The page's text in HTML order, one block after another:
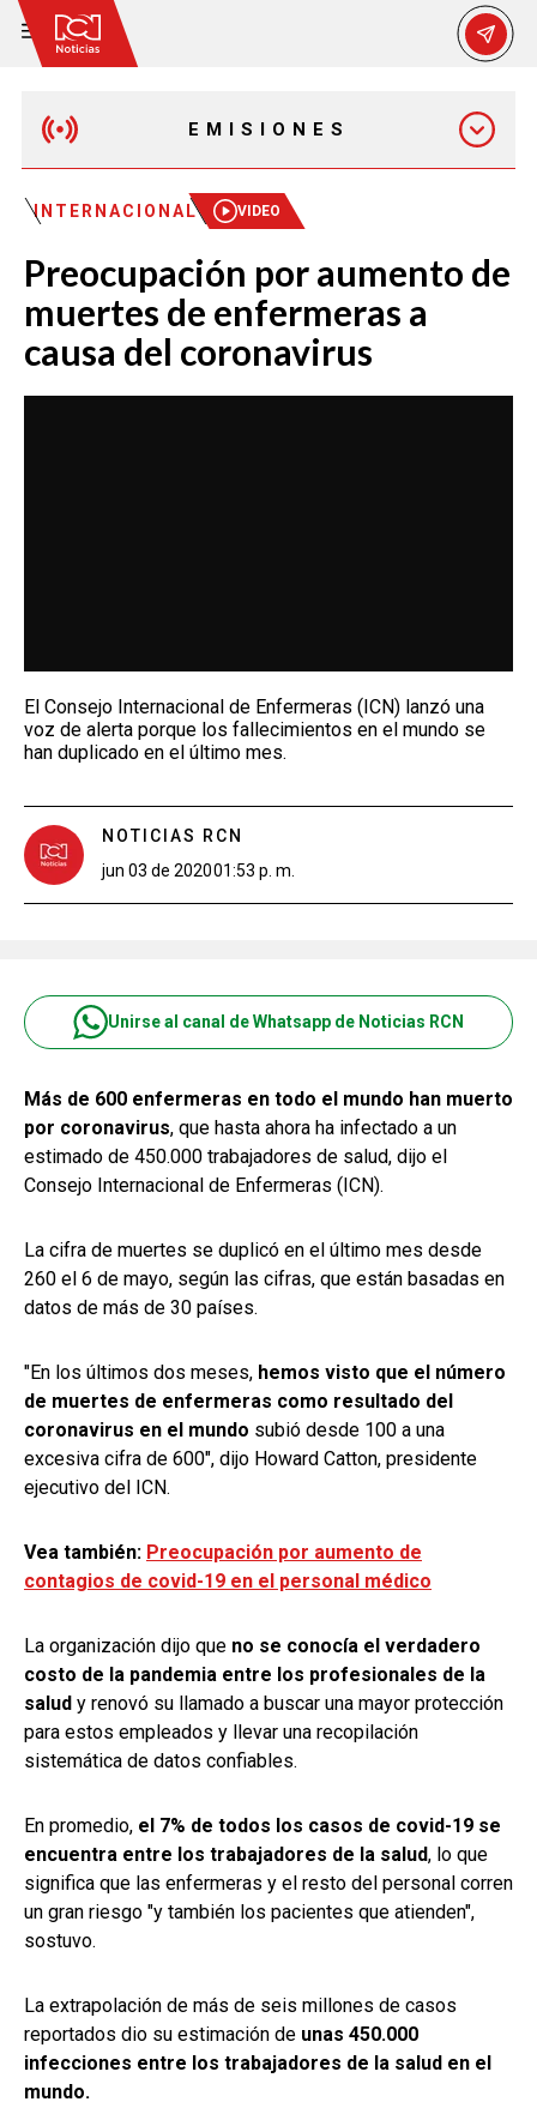
EMISIONES
MAÑANA EXPRESS
EMISIÓN 12:30 PM
EMISIÓN 7:00 PM
INTERNACIONAL VIDEO
Preocupación por aumento de
muertes de enfermeras a
causa del coronavirus
El Consejo Internacional de Enfermeras (ICN) lanzó una
voz de alerta porque los fallecimientos en el mundo se
han duplicado en el último mes.
NOTICIAS RCN
jun 03 de 202001:53 p. m.
Unirse al canal de Whatsapp de Noticias RCN
Más de 600 enfermeras en todo el mundo han muerto
por coronavirus, que hasta ahora ha infectado a un
estimado de 450.000 trabajadores de salud, dijo el
Consejo Internacional de Enfermeras (ICN).
La cifra de muertes se duplicó en el último mes desde
260 el 6 de mayo, según las cifras, que están basadas en
datos de más de 30 países.
"En los últimos dos meses, hemos visto que el número
de muertes de enfermeras como resultado del
coronavirus en el mundo subió desde 100 a una
excesiva cifra de 600", dijo Howard Catton, presidente
ejecutivo del ICN.
Vea también: Preocupación por aumento de
contagios de covid-19 en el personal médico
La organización dijo que no se conocía el verdadero
costo de la pandemia entre los profesionales de la
salud y renovó su llamado a buscar una mayor protección
para estos empleados y llevar una recopilación
sistemática de datos confiables.
En promedio, el 7% de todos los casos de covid-19 se
encuentra entre los trabajadores de la salud, lo que
significa que las enfermeras y el resto del personal corren
un gran riesgo "y también los pacientes que atienden",
sostuvo.
La extrapolación de más de seis millones de casos
reportados dio su estimación de unas 450.000
infecciones entre los trabajadores de la salud en el
mundo.